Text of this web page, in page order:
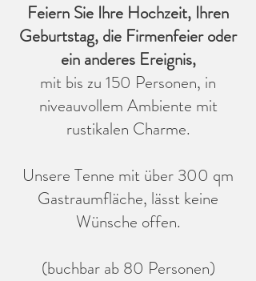
Feiern Sie Ihre Hochzeit, Ihren
Geburtstag, die Firmenfeier oder
ein anderes Ereignis,
mit bis zu 150 Personen, in
niveauvollem Ambiente mit
rustikalen Charme.
Unsere Tenne mit über 300 qm
Gastraumfläche, lässt keine
Wünsche offen.
(buchbar ab 80 Personen)